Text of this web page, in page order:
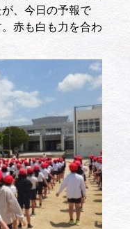
、今日の予報で
赤も白も力を合わ